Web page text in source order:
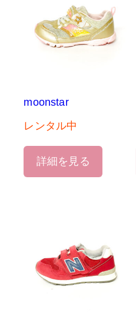
moonstar
レンタル中
詳細を見る